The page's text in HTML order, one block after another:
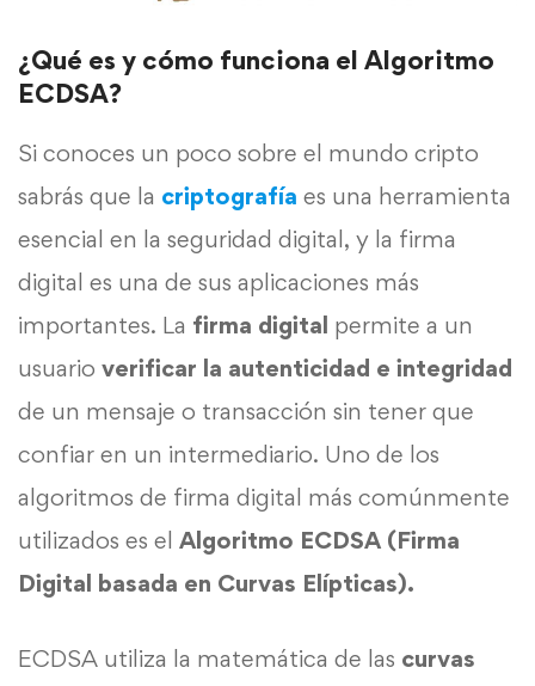
¿Qué es y cómo funciona el Algoritmo
ECDSA?
Si conoces un poco sobre el mundo cripto
sabrás que la criptografía es una herramienta
esencial en la seguridad digital, y la firma
digital es una de sus aplicaciones más
importantes. La firma digital permite a un
usuario verificar la autenticidad e integridad
de un mensaje o transacción sin tener que
confiar en un intermediario. Uno de los
algoritmos de firma digital más comúnmente
utilizados es el Algoritmo ECDSA (Firma
Digital basada en Curvas Elípticas).
ECDSA utiliza la matemática de las curvas